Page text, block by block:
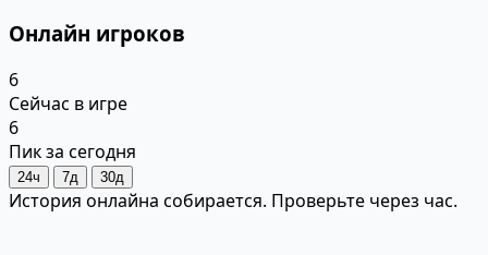
Онлайн игроков
6
Сейчас в игре
6
Пик за сегодня
24ч 7д 30д
История онлайна собирается. Проверьте через час.